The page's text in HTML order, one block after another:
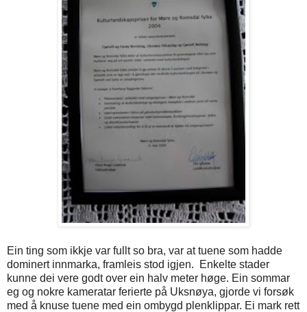
Ein ting som ikkje var fullt so bra, var at tuene som hadde
dominert innmarka, framleis stod igjen. Enkelte stader
kunne dei vere godt over ein halv meter høge. Ein sommar
eg og nokre kameratar ferierte på Uksnøya, gjorde vi forsøk
med å knuse tuene med ein ombygd plenklippar. Ei mark rett